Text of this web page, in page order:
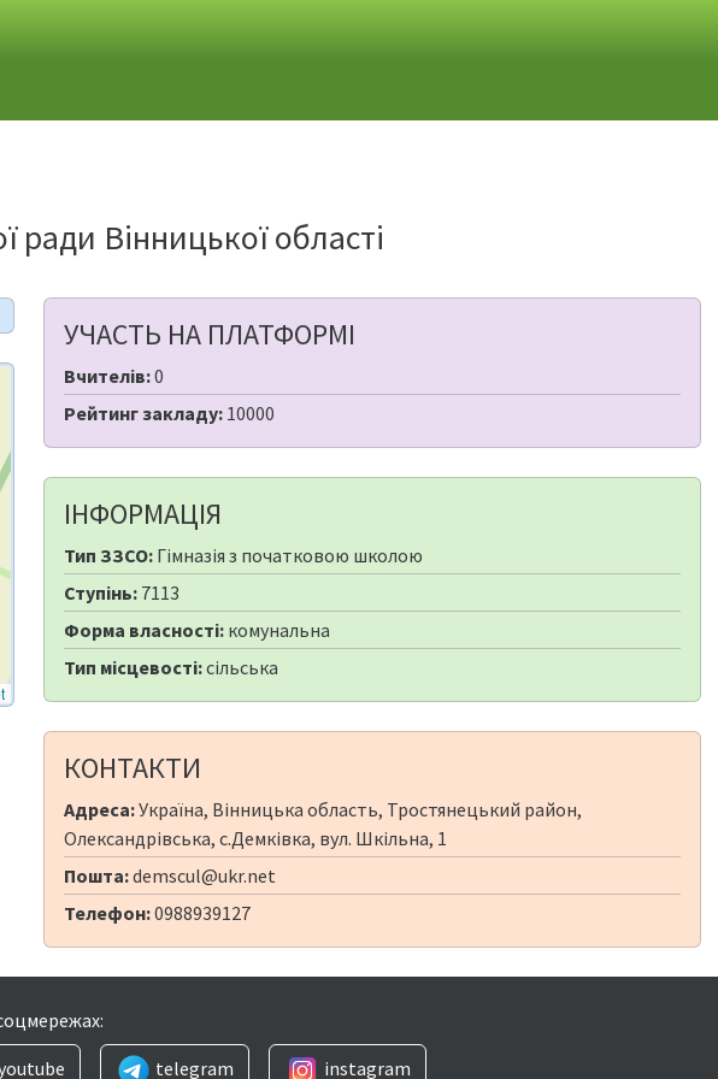
ради Вінницької області
УЧАСТЬ НА ПЛАТФОРМІ
Вчителів:0
Рейтинг закладу: 10000
ІНФОРМАЦІЯ
Тип ЗЗСО: Гімназія з початковою школою
Ступінь: 7113
Форма власності: комунальна
Тип місцевості:сільська
КОНТАКТИ
Адреса:Україна, Вінницька область, Тростянецький район,
Олександрівська, с.Демківка, вул. Шкільна, 1
Пошта:demscul@ukr.net
Телефон:0988939127
telegram instagram